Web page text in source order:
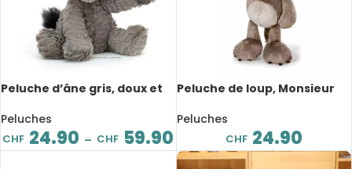
Peluche d’âne gris, doux et
Peluches
CHF 24.90 – CHF 59.90
Peluche de loup, Monsieur
Peluches
CHF 24.90